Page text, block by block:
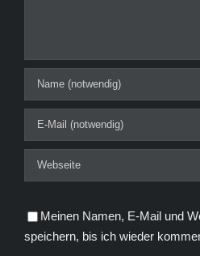
Meinen Namen, E-Mail und
speichern, bis ich wieder